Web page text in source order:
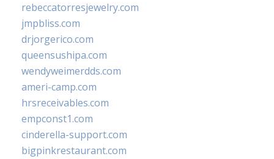
rebeccatorresjewelry.com
jmpbliss.com
drjorgerico.com
queensushipa.com
wendyweimerdds.com
ameri-camp.com
hrsreceivables.com
empconst1.com
cinderella-support.com
bigpinkrestaurant.com